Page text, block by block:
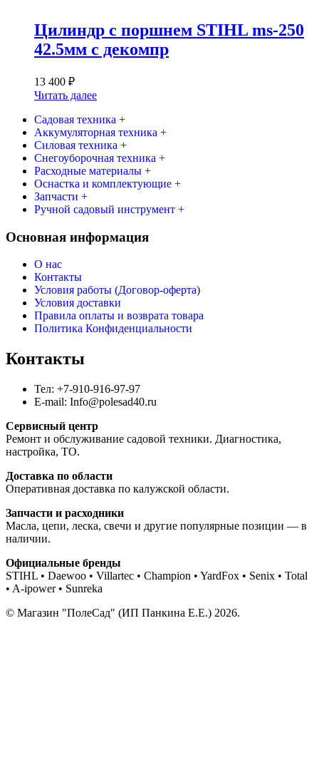
Цилиндр с поршнем STIHL ms-250
42.5мм с декомпр
13 400 ₽
Читать далее
Садовая техника +
Аккумуляторная техника +
Силовая техника +
Снегоуборочная техника +
Расходные материалы +
Оснастка и комплектующие +
Запчасти +
Ручной садовый инструмент +
Основная информация
О нас
Контакты
Условия работы (Договор-оферта)
Условия доставки
Правила оплаты и возврата товара
Политика Конфиденциальности
Контакты
Тел: +7-910-916-97-97
E-mail: Info@polesad40.ru
Сервисный центр
Ремонт и обслуживание садовой техники. Диагностика,
настройка, ТО.
Доставка по области
Оперативная доставка по калужской области.
Запчасти и расходники
Масла, цепи, леска, свечи и другие популярные позиции — в
наличии.
Официальные бренды
STIHL • Daewoo • Villartec • Champion • YardFox • Senix • Total
• A-ipower • Sunreka
© Магазин "ПолеСад" (ИП Панкина Е.Е.) 2026.